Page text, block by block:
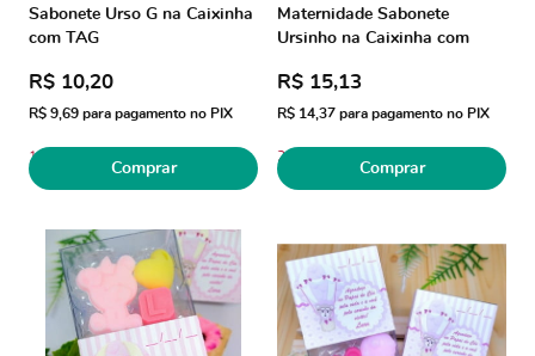
Sabonete Urso G na Caixinha
com TAG
1
R$ 10,20
R$ 9,69 para pagamento no PIX
Comprar
Maternidade Sabonete
Ursinho na Caixinha com
2
R$ 15,13
R$ 14,37 para pagamento no PIX
Comprar